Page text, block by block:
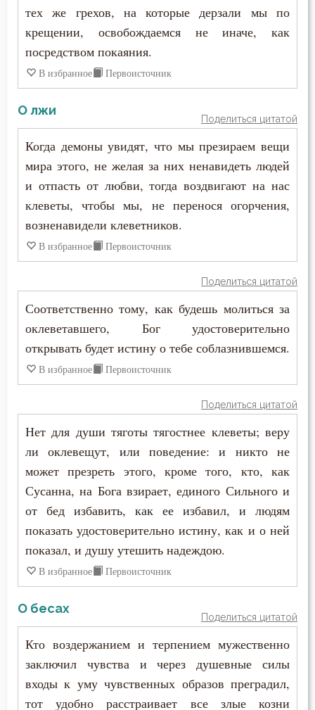
тех же грехов, на которые дерзали мы по
крещении, освобождаемся не иначе, как
посредством покаяния.
В избранное Первоисточник
О лжи
Поделиться цитатой
Когда демоны увидят, что мы презираем вещи
мира этого, не желая за них ненавидеть людей
и отпасть от любви, тогда воздвигают на нас
клеветы, чтобы мы, не перенося огорчения,
возненавидели клеветников.
В избранное Первоисточник
Поделиться цитатой
Соответственно тому, как будешь молиться за
оклеветавшего, Бог удостоверительно
открывать будет истину о тебе соблазнившемся.
В избранное Первоисточник
Поделиться цитатой
Нет для души тяготы тягостнее клеветы; веру
ли оклевещут, или поведение: и никто не
может презреть этого, кроме того, кто, как
Сусанна, на Бога взирает, единого Сильного и
от бед избавить, как ее избавил, и людям
показать удостоверительно истину, как и о ней
показал, и душу утешить надеждою.
В избранное Первоисточник
О бесах
Поделиться цитатой
Кто воздержанием и терпением мужественно
заключил чувства и через душевные силы
входы к уму чувственных образов преградил,
тот удобно расстраивает все злые козни